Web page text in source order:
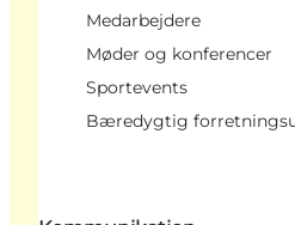
Medarbejdere
Møder og konferencer
Sportevents
Bæredygtig